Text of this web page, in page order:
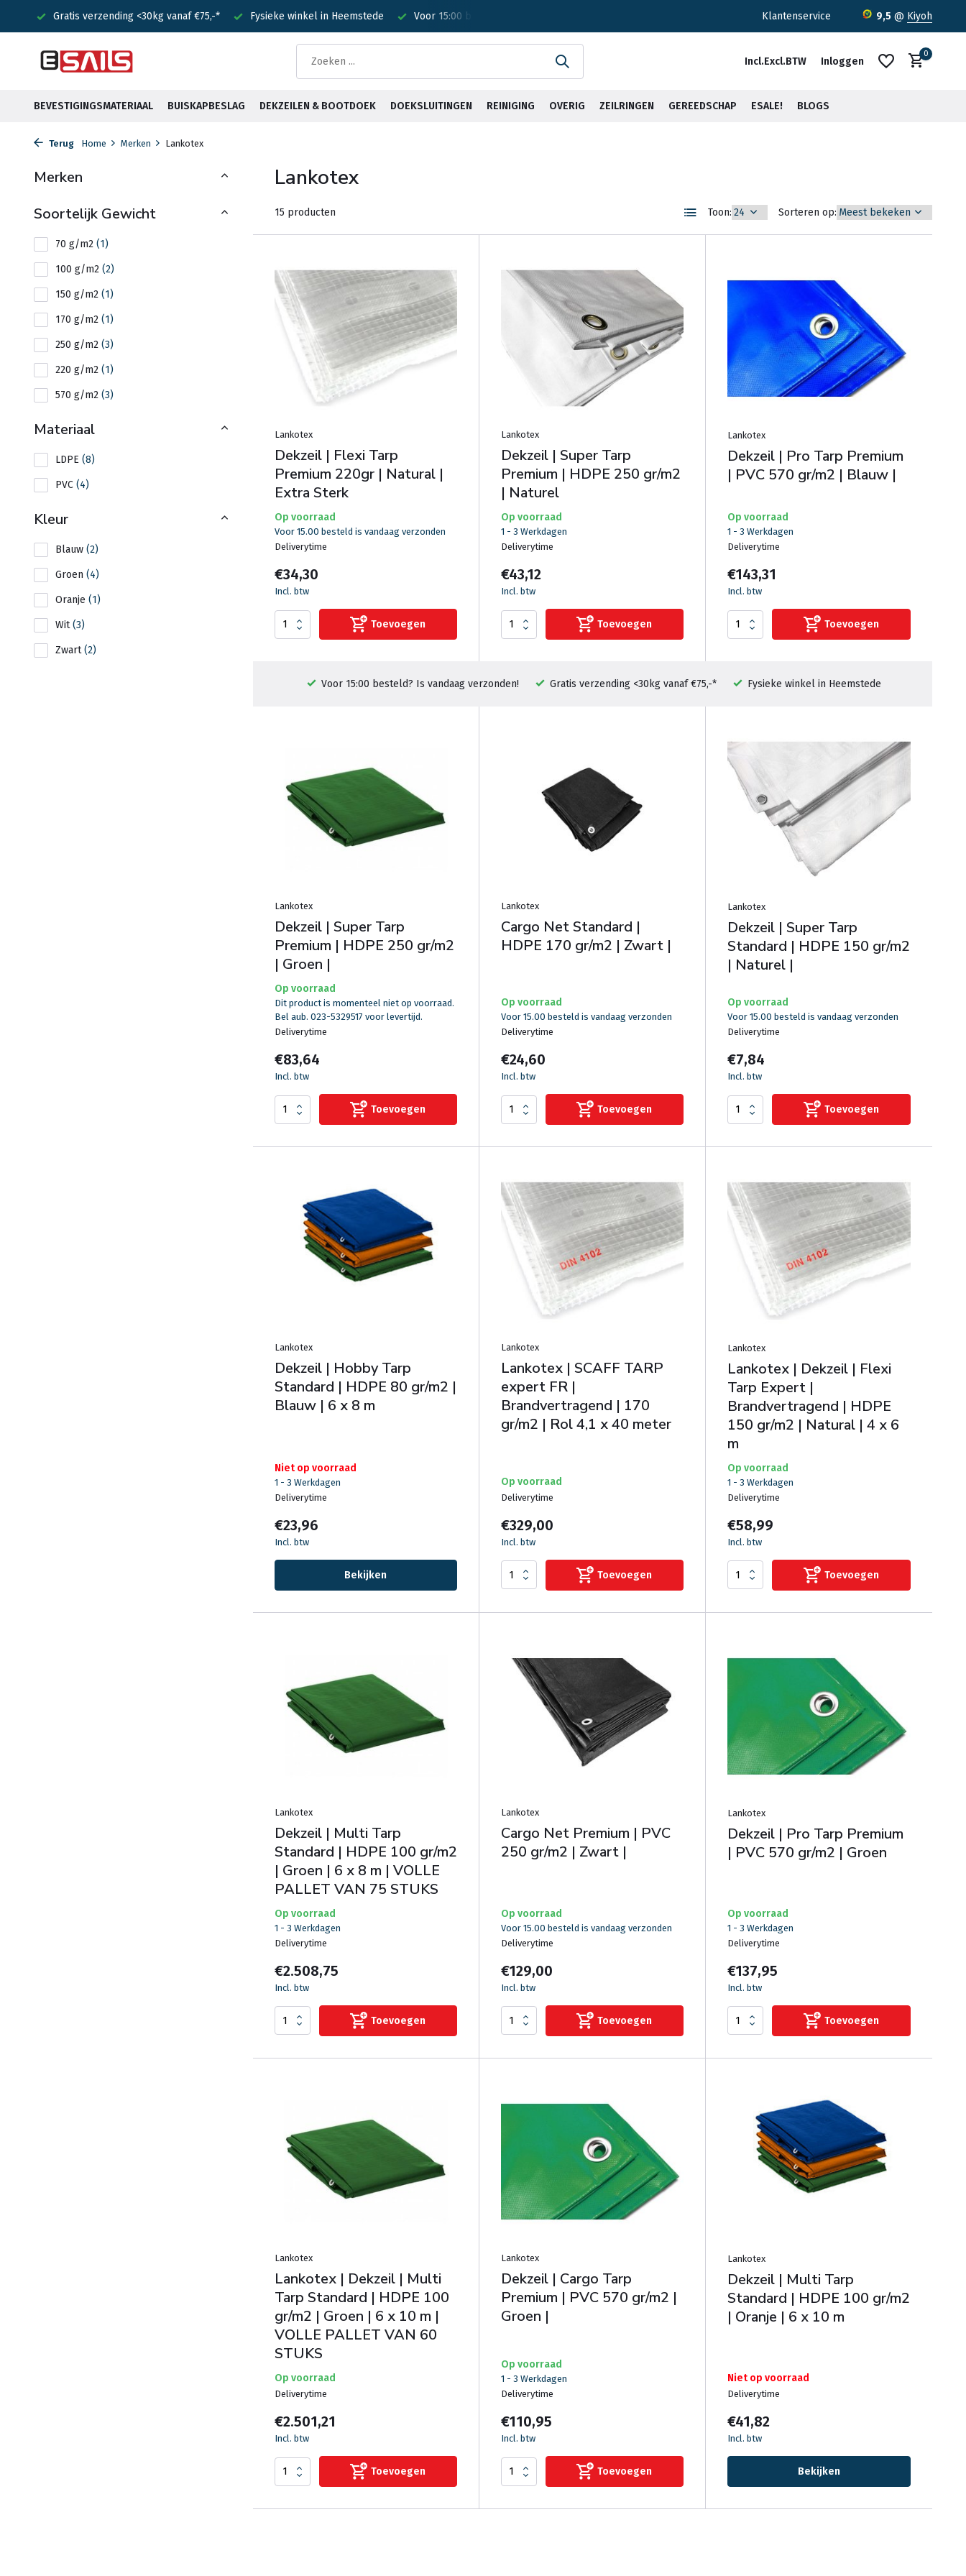
vanaf €75,-* Fysieke winkel in Heemstede Voor 15:00 besteld? Is vandaag verzonden! Klantenservice 9,5 @ Kiyoh
Incl.Excl.BTW Inloggen
0
BEVESTIGINGSMATERIAAL BUISKAPBESLAG DEKZEILEN & BOOTDOEK DOEKSLUITINGEN REINIGING OVERIG ZEILRINGEN GEREEDSCHAP ESALE! BLOGS
Terug Home Merken Lankotex
Merken
Soortelijk Gewicht
70 g/m2 (1)
100 g/m2 (2)
150 g/m2 (1)
170 g/m2 (1)
250 g/m2 (3)
220 g/m2 (1)
570 g/m2 (3)
Materiaal
LDPE (8)
PVC (4)
Kleur
Blauw (2)
Groen (4)
Oranje (1)
Wit(3)
Zwart(2)
Lankotex
15 producten Toon: Sorteren op:
Lankotex
Dekzeil | Flexi Tarp
Premium 220gr | Natural |
Extra Sterk
Op voorraad
Voor 15.00 besteld is vandaag verzonden
Deliverytime
€34,30
Incl. btw
Toevoegen
Lankotex
Dekzeil | Super Tarp
Premium | HDPE 250 gr/m2
| Naturel
Op voorraad
1 - 3 Werkdagen
Deliverytime
€43,12
Incl. btw
Toevoegen
Lankotex
Dekzeil | Pro Tarp Premium
| PVC 570 gr/m2 | Blauw |
Op voorraad
1 - 3 Werkdagen
Deliverytime
€143,31
Incl. btw
Toevoegen
Voor 15:00 besteld? Is vandaag verzonden! Gratis verzending <30kg vanaf €75,-* Fysieke winkel in Heemstede
Lankotex
Dekzeil | Super Tarp
Premium | HDPE 250 gr/m2
| Groen |
Op voorraad
Dit product is momenteel niet op voorraad.
Bel aub. 023-5329517 voor levertijd.
Deliverytime
€83,64
Incl. btw
Toevoegen
Lankotex
Cargo Net Standard |
HDPE 170 gr/m2 | Zwart |
Op voorraad
Voor 15.00 besteld is vandaag verzonden
Deliverytime
€24,60
Incl. btw
Toevoegen
Lankotex
Dekzeil | Super Tarp
Standard | HDPE 150 gr/m2
| Naturel |
Op voorraad
Voor 15.00 besteld is vandaag verzonden
Deliverytime
€7,84
Incl. btw
Toevoegen
Lankotex
Dekzeil | Hobby Tarp
Standard | HDPE 80 gr/m2 |
Blauw | 6 x 8 m
Niet op voorraad
1 - 3 Werkdagen
Deliverytime
€23,96
Incl. btw
Bekijken
Lankotex
Lankotex | SCAFF TARP
expert FR |
Brandvertragend | 170
gr/m2 | Rol 4,1 x 40 meter
Op voorraad
Deliverytime
€329,00
Incl. btw
Toevoegen
Lankotex
Lankotex | Dekzeil | Flexi
Tarp Expert |
Brandvertragend | HDPE
150 gr/m2 | Natural | 4 x 6
m
Op voorraad
1 - 3 Werkdagen
Deliverytime
€58,99
Incl. btw
Toevoegen
Lankotex
Dekzeil | Multi Tarp
Standard | HDPE 100 gr/m2
| Groen | 6 x 8 m | VOLLE
PALLET VAN 75 STUKS
Op voorraad
1 - 3 Werkdagen
Deliverytime
€2.508,75
Incl. btw
Toevoegen
Lankotex
Cargo Net Premium | PVC
250 gr/m2 | Zwart |
Op voorraad
Voor 15.00 besteld is vandaag verzonden
Deliverytime
€129,00
Incl. btw
Toevoegen
Lankotex
Dekzeil | Pro Tarp Premium
| PVC 570 gr/m2 | Groen
Op voorraad
1 - 3 Werkdagen
Deliverytime
€137,95
Incl. btw
Toevoegen
Lankotex
Lankotex | Dekzeil | Multi
Tarp Standard | HDPE 100
gr/m2 | Groen | 6 x 10 m |
VOLLE PALLET VAN 60
STUKS
Op voorraad
Deliverytime
€2.501,21
Incl. btw
Toevoegen
Lankotex
Dekzeil | Cargo Tarp
Premium | PVC 570 gr/m2 |
Groen |
Op voorraad
1 - 3 Werkdagen
Deliverytime
€110,95
Incl. btw
Toevoegen
Lankotex
Dekzeil | Multi Tarp
Standard | HDPE 100 gr/m2
| Oranje | 6 x 10 m
Niet op voorraad
Deliverytime
€41,82
Incl. btw
Bekijken